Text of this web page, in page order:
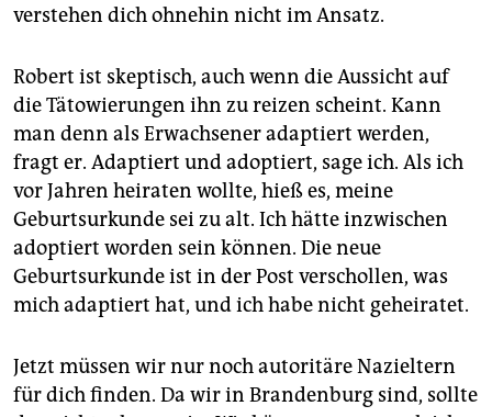
verstehen dich ohnehin nicht im Ansatz.
Robert ist skeptisch, auch wenn die Aussicht auf
die Tätowierungen ihn zu reizen scheint. Kann
man denn als Erwachsener adaptiert werden,
fragt er. Adaptiert und adoptiert, sage ich. Als ich
vor Jahren heiraten wollte, hieß es, meine
Geburtsurkunde sei zu alt. Ich hätte inzwischen
adoptiert worden sein können. Die neue
Geburtsurkunde ist in der Post verschollen, was
mich adaptiert hat, und ich habe nicht geheiratet.
Jetzt müssen wir nur noch autoritäre Nazieltern
für dich finden. Da wir in Brandenburg sind, sollte